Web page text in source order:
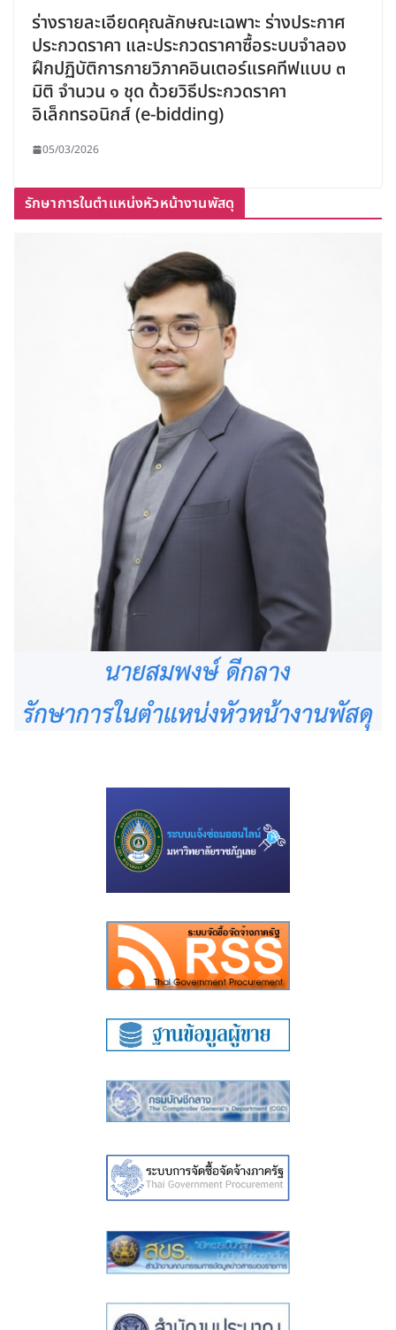
ร่างรายละเอียดคุณลักษณะเฉพาะ ร่างประกาศ
ประกวดราคา และประกวดราคาซื้อระบบจำลอง
ฝึกปฏิบัติการกายวิภาคอินเตอร์แรคทีฟแบบ ๓
มิติ จำนวน ๑ ชุด ด้วยวิธีประกวดราคา
อิเล็กทรอนิกส์ (e-bidding)
05/03/2026
รักษาการในตำแหน่งหัวหน้างานพัสดุ